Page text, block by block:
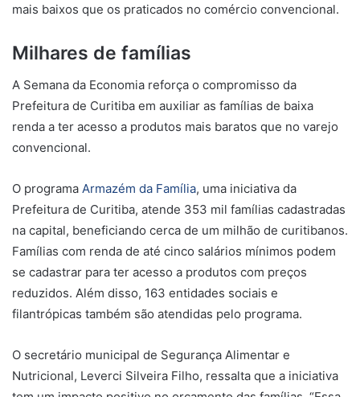
mais baixos que os praticados no comércio convencional.
Milhares de famílias
A Semana da Economia reforça o compromisso da
Prefeitura de Curitiba em auxiliar as famílias de baixa
renda a ter acesso a produtos mais baratos que no varejo
convencional.
O programa Armazém da Família, uma iniciativa da
Prefeitura de Curitiba, atende 353 mil famílias cadastradas
na capital, beneficiando cerca de um milhão de curitibanos.
Famílias com renda de até cinco salários mínimos podem
se cadastrar para ter acesso a produtos com preços
reduzidos. Além disso, 163 entidades sociais e
filantrópicas também são atendidas pelo programa.
O secretário municipal de Segurança Alimentar e
Nutricional, Leverci Silveira Filho, ressalta que a iniciativa